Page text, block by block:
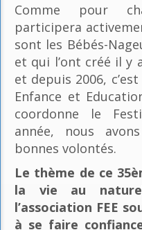
Comme pour
participera
sont les Bébés-
et qui l’ont créé il y
et depuis 2006,
Enfance et
coordonne le
année, nous
bonnes volontés.
Le thème de ce
la vie au
l’association FEE
à se faire